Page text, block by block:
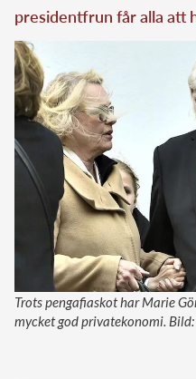
presidentfrun får alla att
Trots pengafiaskot har Marie
mycket god privatekonomi.